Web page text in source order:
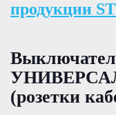
продукции
(розетки